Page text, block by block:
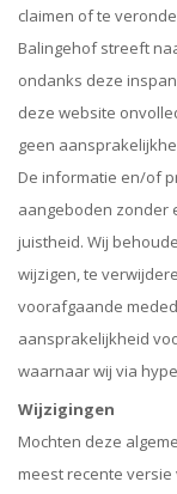
claimen of te
Balingehof streeft
ondanks deze
deze website
geen
De informatie en/of
aangeboden zonder
juistheid. Wij
wijzigen, te
voorafgaande
aansprakelijkheid
waarnaar wij via
Wijzigingen
Mochten deze
meest recente